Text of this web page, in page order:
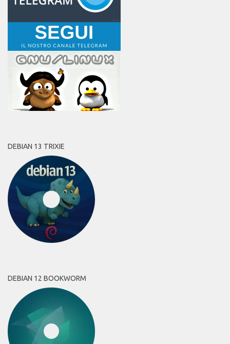
DEBIAN 13 TRIXIE
DEBIAN 12 BOOKWORM